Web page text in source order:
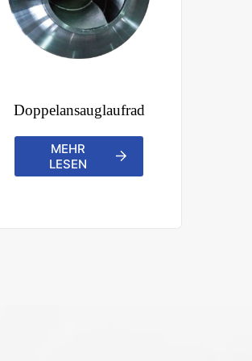
Doppelansauglaufrad
MEHR
LESEN